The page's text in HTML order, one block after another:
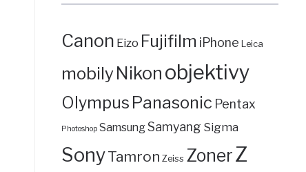
Canon Eizo Fujifilm iPhone Leica
mobilyNikon objektivy
Olympus Panasonic Pentax
Photoshop SamsungSamyang Sigma
SonyTamron Zeiss ZonerZ